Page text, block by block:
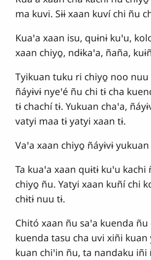
ma kuvi. Sɨɨ xaan kuví chi ñu
Kuaꞌa xaan isu, quɨnɨ kuꞌu,
xaan chiyo̱, ndɨkaꞌa, ñaña,
Tyikuan tuku ri chiyo̱ noo nuu
ñáyɨvɨ nyeꞌé ñu chi tɨ cha
tɨ chachí tɨ. Yukuan chaꞌa,
vatyi maa tɨ yatyi xaan tɨ.
Vaꞌa xaan chiyo̱ ñáyɨvɨ
Ta kuaꞌa xaan quɨtɨ kuꞌu
chiyo̱ ñu. Yatyi xaan kuñí chi
chɨtɨ nuu tɨ.
Chitó xaan ñu saꞌa kuenda ñu
kuenda tasu cha uvi xiñi kuan
kuan chiꞌin ñu, ta nandaku iñi